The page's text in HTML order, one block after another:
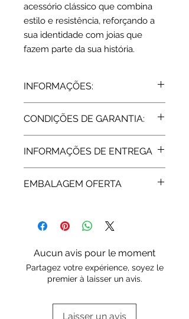
acessório clássico que combina
estilo e resistência, reforçando a
sua identidade com joias que
fazem parte da sua história.
INFORMAÇÕES:
Branco / Dourado
Espessura: 2.4 mm
1. 45 cm / 8.3 gr
2. 50 cm / 9.20 gr
CONDIÇÕES DE GARANTIA:
do Ouro estão abrangidos pela
Garantia de Fabricante, de 2 Anos,
assegurada pelas respetivas
INFORMAÇÕES DE ENTREGA
EMBALAGEM OFERTA
Escolha a sua opção de
oferta
Aucun avis pour le moment
Partagez votre expérience, soyez le
premier à laisser un avis.
Laisser un avis